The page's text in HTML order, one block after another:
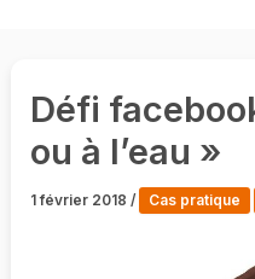
Défi
ou à l’eau »
1 février 2018/ Cas pratique